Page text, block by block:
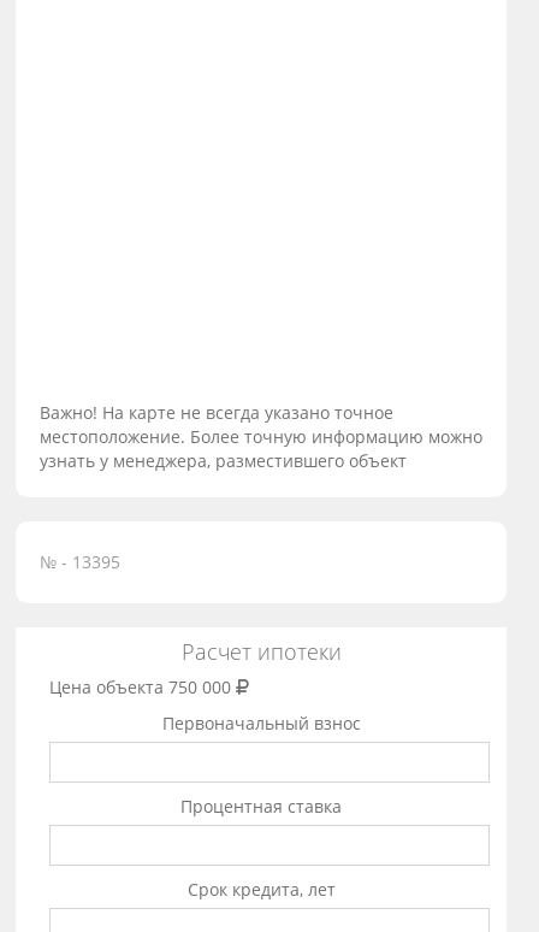
Важно! На карте не всегда указано точное
местоположение. Более точную информацию можно
узнать у менеджера, разместившего объект
№ - 13395
Расчет ипотеки
Цена объекта 750 000
Первоначальный взнос
Процентная ставка
Срок кредита, лет